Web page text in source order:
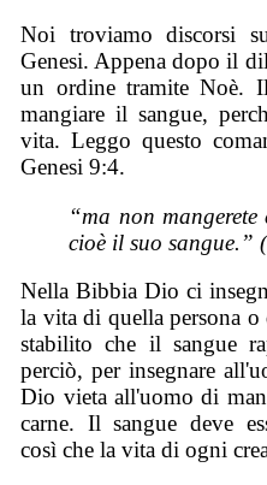
Noi troviamo discorsi
Genesi. Appena dopo il
un ordine tramite Noè.
mangiare il sangue,
vita. Leggo questo
Genesi 9:4.
“ma non
cioè il suo sangue.”
Nella Bibbia Dio ci
la vita di quella persona
stabilito che il sangue
perciò, per insegnare
Dio vieta all'uomo di
carne. Il sangue deve
così che la vita di ogni